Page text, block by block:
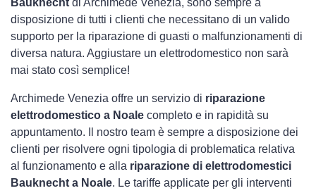
Bauknecht di Archimede Venezia, sono sempre a
disposizione di tutti i clienti che necessitano di un valido
supporto per la riparazione di guasti o malfunzionamenti di
diversa natura. Aggiustare un elettrodomestico non sarà
mai stato così semplice!
Archimede Venezia offre un servizio di riparazione
elettrodomestico a Noale completo e in rapidità su
appuntamento. Il nostro team è sempre a disposizione dei
clienti per risolvere ogni tipologia di problematica relativa
al funzionamento e alla riparazione di elettrodomestici
Bauknecht a Noale. Le tariffe applicate per gli interventi